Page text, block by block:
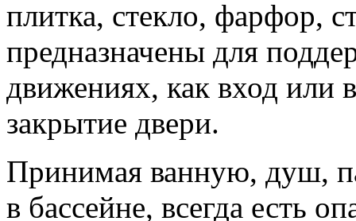
плитка, стекло, фарфор,
предназначены для
движениях, как вход или
закрытие двери.
Принимая ванную, душ,
в бассейне, всегда есть